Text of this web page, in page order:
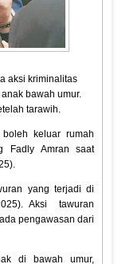
aksi kriminalitas
bawah umur.
tarawih.
keluar rumah
Fadly Amran saat
yang terjadi di
Aksi tawuran
pengawasan dari
di bawah umur,